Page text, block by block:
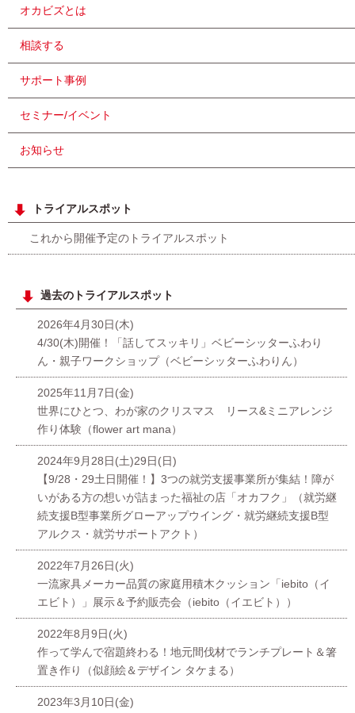
オカビズとは
相談する
サポート事例
セミナー/イベント
お知らせ
トライアルスポット
これから開催予定のトライアルスポット
過去のトライアルスポット
2026年4月30日(木)
4/30(木)開催！「話してスッキリ」ベビーシッターふわり
ん・親子ワークショップ（ベビーシッターふわりん）
2025年11月7日(金)
世界にひとつ、わが家のクリスマス リース&ミニアレンジ
作り体験（flower art mana）
2024年9月28日(土)29日(日)
【9/28・29土日開催！】3つの就労支援事業所が集結！障が
いがある方の想いが詰まった福祉の店「オカフク」（就労継
続支援B型事業所グローアップウイング・就労継続支援B型
アルクス・就労サポートアクト）
2022年7月26日(火)
一流家具メーカー品質の家庭用積木クッション「iebito（イ
エビト）」展示＆予約販売会（iebito（イエビト））
2022年8月9日(火)
作って学んで宿題終わる！地元間伐材でランチプレート＆箸
置き作り（似顔絵＆デザイン タケまる）
2023年3月10日(金)